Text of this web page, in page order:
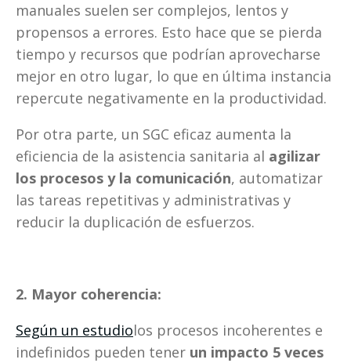
manuales suelen ser complejos, lentos y
propensos a errores. Esto hace que se pierda
tiempo y recursos que podrían aprovecharse
mejor en otro lugar, lo que en última instancia
repercute negativamente en la productividad.
Por otra parte, un SGC eficaz aumenta la
eficiencia de la asistencia sanitaria al agilizar
los procesos y la comunicación, automatizar
las tareas repetitivas y administrativas y
reducir la duplicación de esfuerzos.
2. Mayor coherencia:
Según un estudiolos procesos incoherentes e
indefinidos pueden tener un impacto 5 veces